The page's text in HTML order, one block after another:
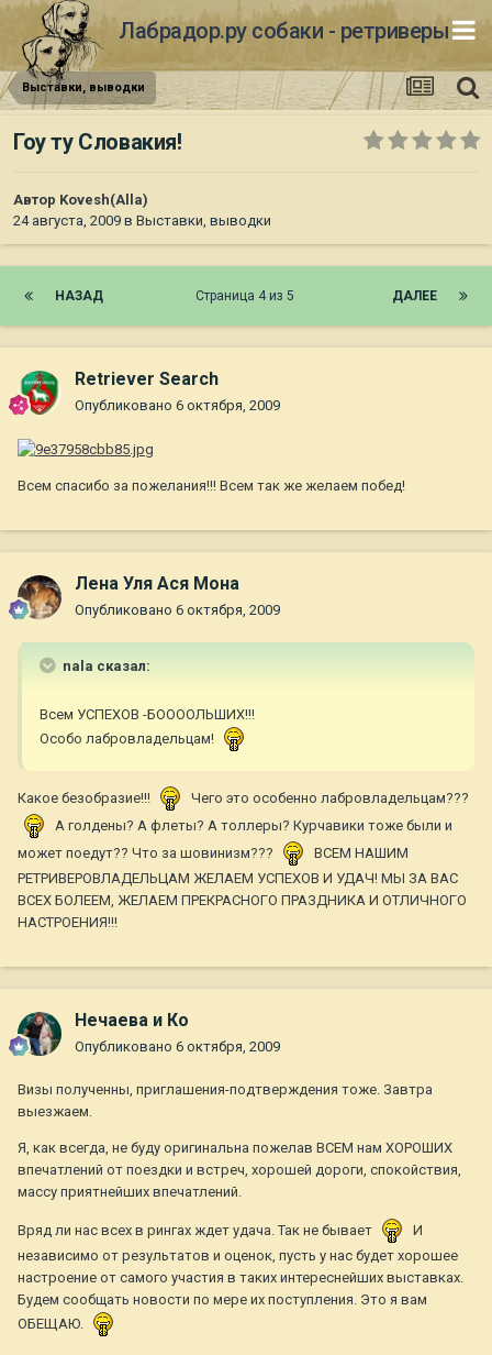
Лабрадор.ру собаки - ретриверы
Выставки, выводки
Гоу ту Словакия!
Автор Kovesh(Alla)
24 августа, 2009 в Выставки, выводки
НАЗАД ДАЛЕЕ
Страница 4 из 5
Retriever Search
Опубликовано 6 октября, 2009
Всем спасибо за пожелания!!! Всем так же желаем побед!
Лена Уля Ася Мона
Опубликовано 6 октября, 2009
nala сказал:
Всем УСПЕХОВ -БООООЛЬШИХ!!!
Особо лабровладельцам!
Какое безобразие!!!
Чего это особенно лабровладельцам???
А голдены? А флеты? А толлеры? Курчавики тоже были и
может поедут?? Что за шовинизм???
ВСЕМ НАШИМ
РЕТРИВЕРОВЛАДЕЛЬЦАМ ЖЕЛАЕМ УСПЕХОВ И УДАЧ! МЫ ЗА ВАС
ВСЕХ БОЛЕЕМ, ЖЕЛАЕМ ПРЕКРАСНОГО ПРАЗДНИКА И ОТЛИЧНОГО
НАСТРОЕНИЯ!!!
Нечаева и Ко
Опубликовано 6 октября, 2009
Визы полученны, приглашения-подтверждения тоже. Завтра
выезжаем.
Я, как всегда, не буду оригинальна пожелав ВСЕМ нам ХОРОШИХ
впечатлений от поездки и встреч, хорошей дороги, спокойствия,
массу приятнейших впечатлений.
Вряд ли нас всех в рингах ждет удача. Так не бывает
И
независимо от результатов и оценок, пусть у нас будет хорошее
настроение от самого участия в таких интереснейших выставках.
Будем сообщать новости по мере их поступления. Это я вам
ОБЕЩАЮ.